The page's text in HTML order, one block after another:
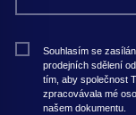
Souhlasím se
prodejních sdělení
tím, aby společnost
zpracovávala mé
našem dokumentu.